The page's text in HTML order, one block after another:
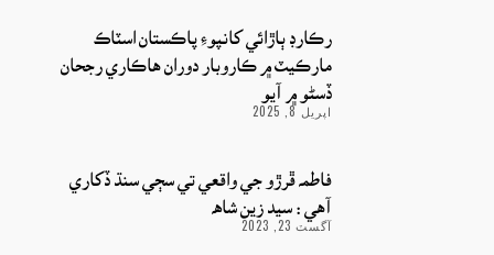
رڪارڊ ٻاڙائي کانپوءِ پاڪستان اسٽاڪ
مارڪيٽ ۾ ڪاروبار دوران هاڪاري رجحان
ڏسڻو ۾ آيو
اپريل 8, 2025
فاطمه ڦرڙو جي واقعي تي سڄي سنڌ ڏکاري
آهي : سيد زين شاھ
آگسٽ 23, 2023